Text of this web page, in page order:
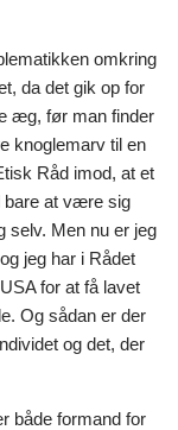
omkring
da det gik op for
æg, før man finder
knoglemarv til en
Råd imod, at et
bare at være sig
selv. Men nu er jeg
jeg har i Rådet
for at få lavet
Og sådan er der
og det, der
både formand for